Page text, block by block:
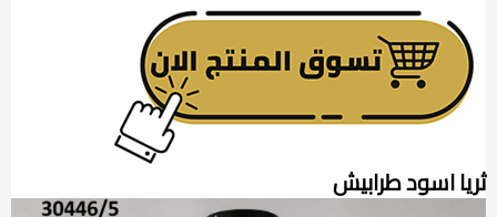
ثريا اسود طرابيش